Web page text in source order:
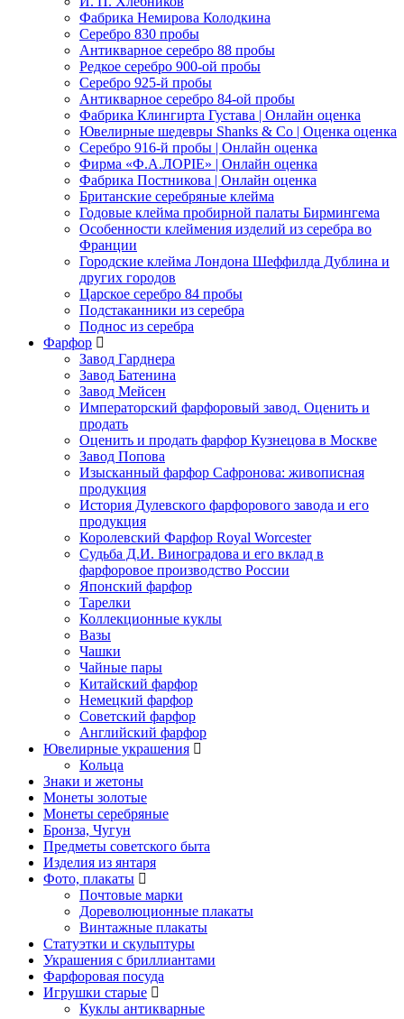
Фабрика Немирова Колодкина
Серебро 830 пробы
Антикварное серебро 88 пробы
Редкое серебро 900-ой пробы
Серебро 925-й пробы
Антикварное серебро 84-ой пробы
Фабрика Клингирта Густава | Онлайн оценка
Ювелирные шедевры Shanks & Co | Оценка оценка
Серебро 916-й пробы | Онлайн оценка
Фирма «Ф.А.ЛОРIЕ» | Онлайн оценка
Фабрика Постникова | Онлайн оценка
Британские серебряные клейма
Годовые клейма пробирной палаты Бирмингема
Особенности клеймения изделий из серебра во
Франции
Городские клейма Лондона Шеффилда Дублина и
других городов
Царское серебро 84 пробы
Подстаканники из серебра
Поднос из серебра
Фарфор
Завод Гарднера
Завод Батенина
Завод Мейсен
Императорский фарфоровый завод. Оценить и
продать
Оценить и продать фарфор Кузнецова в Москве
Завод Попова
Изысканный фарфор Сафронова: живописная
продукция
История Дулевского фарфорового завода и его
продукция
Королевский Фарфор Royal Worcester
Судьба Д.И. Виноградова и его вклад в
фарфоровое производство России
Японский фарфор
Тарелки
Коллекционные куклы
Вазы
Чашки
Чайные пары
Китайский фарфор
Немецкий фарфор
Советский фарфор
Английский фарфор
Ювелирные украшения
Кольца
Знаки и жетоны
Монеты золотые
Монеты серебряные
Бронза, Чугун
Предметы советского быта
Изделия из янтаря
Фото, плакаты
Почтовые марки
Дореволюционные плакаты
Винтажные плакаты
Статуэтки и скульптуры
Украшения с бриллиантами
Фарфоровая посуда
Игрушки старые
Куклы антикварные